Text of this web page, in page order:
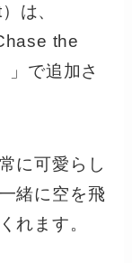
は、
the
」で追加さ
に可愛らし
緒に空を飛
れます。